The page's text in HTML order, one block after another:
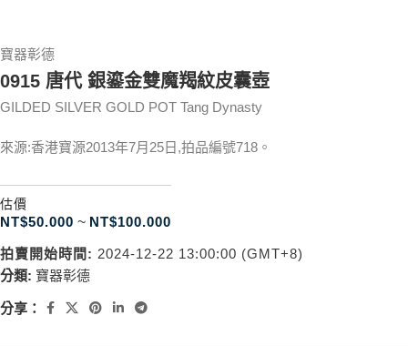
寶器彰德
0915 唐代 銀鎏金雙魔羯紋皮囊壺
GILDED SILVER GOLD POT Tang Dynasty
來源:香港寶源2013年7月25日,拍品編號718。
估價
NT$50.000 ~ NT$100.000
拍賣開始時間: 2024-12-22 13:00:00 (GMT+8)
分類: 寶器彰德
分享：